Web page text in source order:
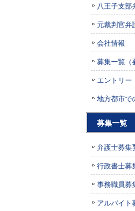
八王子支部
元裁判官弁
会社情報
募集一覧（
エントリー
地方都市で
募集一覧
弁護士募集
行政書士募
事務職員募
アルバイト